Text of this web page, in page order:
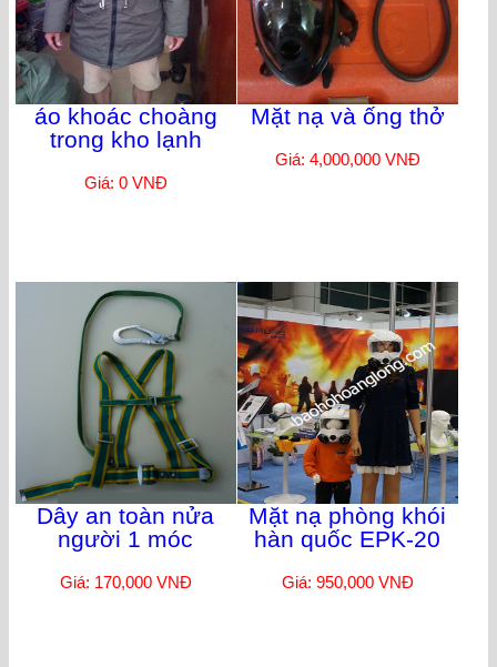
áo khoác choàng
trong kho lạnh
Giá: 0 VNĐ
Mặt nạ và ống thở
Giá: 4,000,000 VNĐ
Dây an toàn nửa
người 1 móc
Giá: 170,000 VNĐ
Mặt nạ phòng khói
hàn quốc EPK-20
Giá: 950,000 VNĐ